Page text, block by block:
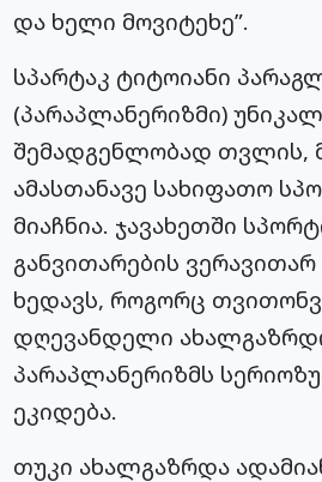
და ხელი მოვიტეხე”.
სპარტაკ ტიტოიანი
(პარაპლანერიზმი)
შემადგენლობად თვლის,
ამასთანავე სახიფათო
მიაჩნია. ჯავახეთში
განვითარების
ხედავს, როგორც
დღევანდელი
პარაპლანერიზმს
ეკიდება.
თუკი ახალგაზრდა